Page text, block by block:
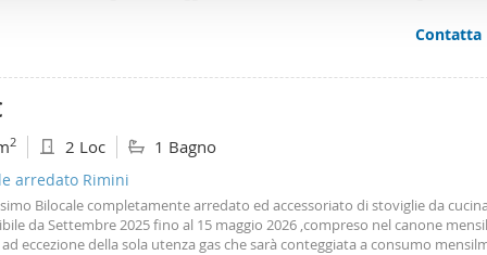
contenuti ed annunci, per fornire funzionalità dei
Condividiamo inoltre informazioni sul modo in cui utilizza il
di analisi dei dati web, pubblicità e social media, i quali
che ha fornito loro o che hanno raccolto dal suo utilizzo
e riscaldamento autonomo. Si richiedono garanzie lavorative. Si affitta
e ben servita.
Contatta
2 2 Loc 1 Bagno
arredato Rimini
Bilocale completamente arredato ed accessoriato di stoviglie da
da Settembre 2025 fino al 15 maggio 2026 ,compreso nel canone
eccezione della sola utenza gas che sarà conteggiata a consumo